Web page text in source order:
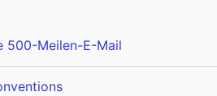
500-Meilen-E-Mail